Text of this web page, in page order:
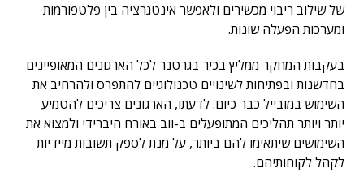
של שילוב ריבוי מכשירים ולאפשר אינטגרציה בין פלטפורמות
ומערכות הפעלה שונות.
בעקבות המחקר ממליץ בכיר בגרטנר לכל הארגונים המאופיינים
בחדשנות ובפתיחות לשינויים טכנולוגיים להתפרס ולהרחיב את
השימוש במובייל כבר כיום. לדעתו, הארגונים צריכים להטמיע
יותר ויותר תהליכים המתופעלים ב-ווב באורח היברידי ולמצוא את
השימושים שיתאימו להם ביותר, על מנת לספק תשובות מיידיות
לקהל לקוחותיהם.